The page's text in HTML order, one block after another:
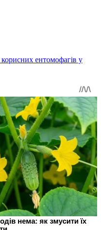
корисних ентомофагів у